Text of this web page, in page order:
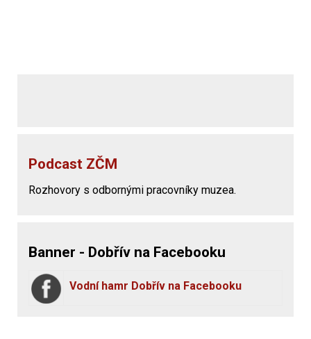
Podcast ZČM
Rozhovory s odbornými pracovníky muzea.
Banner - Dobřív na Facebooku
Vodní hamr Dobřív na Facebooku